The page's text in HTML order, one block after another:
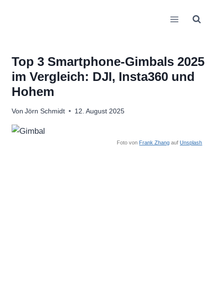
Top 3 Smartphone-Gimbals 2025
im Vergleich: DJI, Insta360 und
Hohem
Von Jörn Schmidt 12. August 2025
Foto von Frank Zhang aufUnsplash